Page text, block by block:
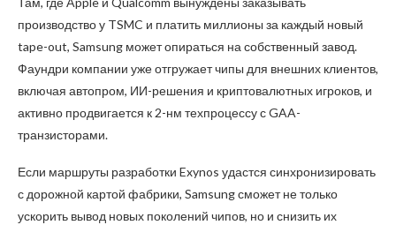
производство у TSMC и платить миллионы за каждый новый
tape-out, Samsung может опираться на собственный завод.
Фаундри компании уже отгружает чипы для внешних клиентов,
включая автопром, ИИ-решения и криптовалютных игроков, и
активно продвигается к 2-нм техпроцессу с GAA-
транзисторами.
Если маршруты разработки Exynos удастся синхронизировать
с дорожной картой фабрики, Samsung сможет не только
ускорить вывод новых поколений чипов, но и снизить их